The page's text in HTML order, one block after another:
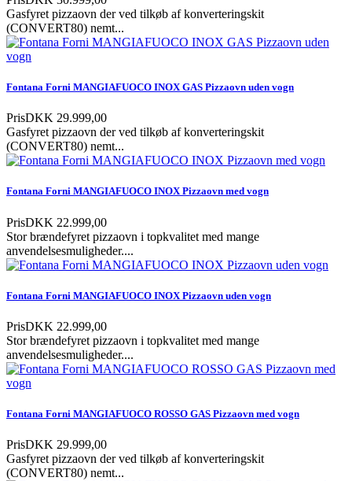
Gasfyret pizzaovn der ved tilkøb af konverteringskit
(CONVERT80) nemt...
Fontana Forni MANGIAFUOCO INOX GAS Pizzaovn uden vogn
PrisDKK 29.999,00
Gasfyret pizzaovn der ved tilkøb af konverteringskit
(CONVERT80) nemt...
Fontana Forni MANGIAFUOCO INOX Pizzaovn med vogn
PrisDKK 22.999,00
Stor brændefyret pizzaovn i topkvalitet med mange
anvendelsesmuligheder....
Fontana Forni MANGIAFUOCO INOX Pizzaovn uden vogn
PrisDKK 22.999,00
Stor brændefyret pizzaovn i topkvalitet med mange
anvendelsesmuligheder....
Fontana Forni MANGIAFUOCO ROSSO GAS Pizzaovn med vogn
PrisDKK 29.999,00
Gasfyret pizzaovn der ved tilkøb af konverteringskit
(CONVERT80) nemt...